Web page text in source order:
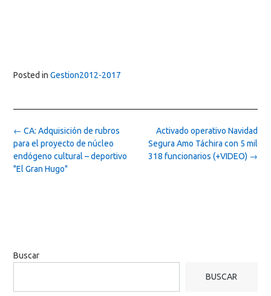
Posted in Gestion2012-2017
Post
navigation
Activado operativo Navidad
Segura Amo Táchira con 5 mil
318 funcionarios (+VIDEO) →
← CA: Adquisición de rubros
para el proyecto de núcleo
endógeno cultural – deportivo
"El Gran Hugo"
Buscar
BUSCAR